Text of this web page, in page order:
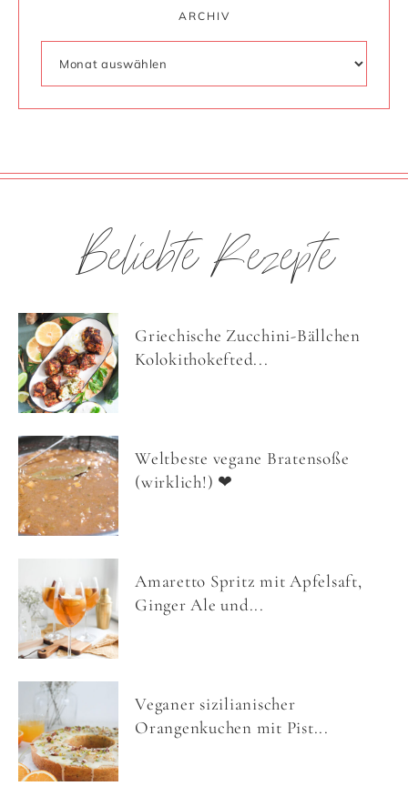
ARCHIV
Beliebte Rezepte
Griechische Zucchini-Bällchen
Kolokithokefted...
Weltbeste vegane Bratensoße
(wirklich!) ❤
Amaretto Spritz mit Apfelsaft,
Ginger Ale und...
Veganer sizilianischer
Orangenkuchen mit Pist...